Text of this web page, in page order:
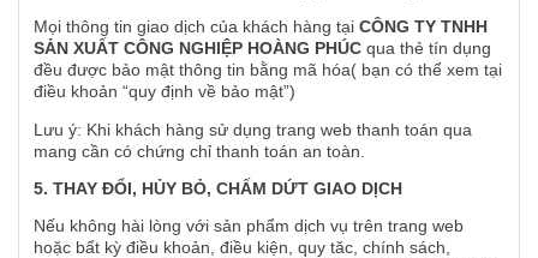
Mọi thông tin giao dịch của khách hàng tại CÔNG TY TNHH
SẢN XUẤT CÔNG NGHIỆP HOÀNG PHÚC qua thẻ tín dụng
đều được bảo mật thông tin bằng mã hóa( bạn có thể xem tại
điều khoản “quy định về bảo mật”)
Lưu ý: Khi khách hàng sử dụng trang web thanh toán qua
mang cần có chứng chỉ thanh toán an toàn.
5. THAY ĐỔI, HỦY BỎ, CHẤM DỨT GIAO DỊCH
Nếu không hài lòng với sản phẩm dịch vụ trên trang web
hoặc bất kỳ điều khoản, điều kiện, quy tăc, chính sách,